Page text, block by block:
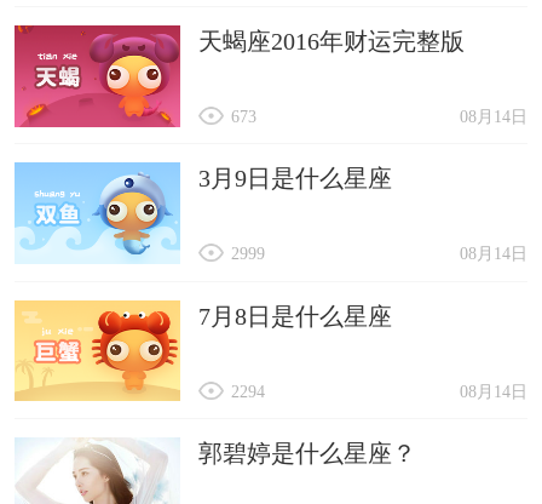
天蝎座2016年财运完整版
08月14日
673
3月9日是什么星座
08月14日
2999
7月8日是什么星座
08月14日
2294
郭碧婷是什么星座？